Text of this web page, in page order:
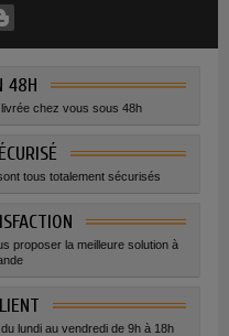
48H
chez vous sous 48h
tous totalement sécurisés
proposer la meilleure solution à
lundi au vendredi de 9h à 18h